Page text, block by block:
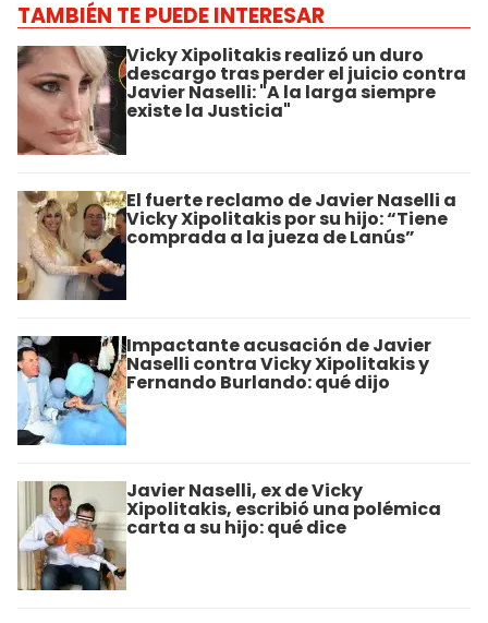
TAMBIÉN TE PUEDE INTERESAR
Vicky Xipolitakis realizó un duro
descargo tras perder el juicio contra
Javier Naselli: "A la larga siempre
existe la Justicia"
El fuerte reclamo de Javier Naselli a
Vicky Xipolitakis por su hijo: “Tiene
comprada a la jueza de Lanús”
Impactante acusación de Javier
Naselli contra Vicky Xipolitakis y
Fernando Burlando: qué dijo
Javier Naselli, ex de Vicky
Xipolitakis, escribió una polémica
carta a su hijo: qué dice